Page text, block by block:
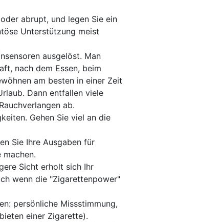
abrupt, und legen Sie ein
Unterstützung meist
ausgelöst. Man
nach dem Essen, beim
am besten in einer Zeit
Dann entfallen viele
ab.
Gehen Sie viel an die
Sie Ihre Ausgaben für
Sicht erholt sich Ihr
wenn die "Zigarettenpower"
persönliche Missstimmung,
einer Zigarette).